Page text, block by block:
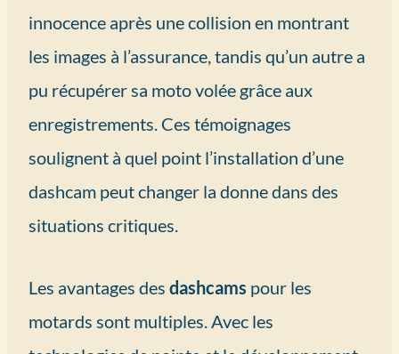
innocence après une collision en montrant
les images à l’assurance, tandis qu’un autre a
pu récupérer sa moto volée grâce aux
enregistrements. Ces témoignages
soulignent à quel point l’installation d’une
dashcam peut changer la donne dans des
situations critiques.
Les avantages des dashcams pour les
motards sont multiples. Avec les